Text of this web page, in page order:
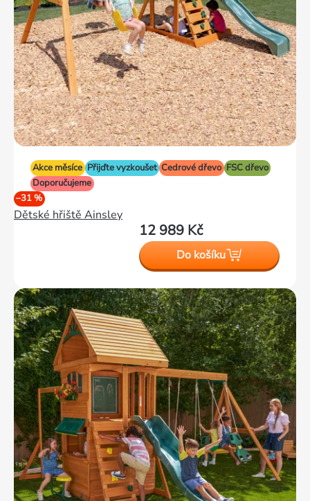
Akce měsíce Přijďte vyzkoušet Cedrové dřevo FSC dřevo
Doporučujeme
–31 %
Dětské hřiště Ainsley
12 989 Kč
Do košíku